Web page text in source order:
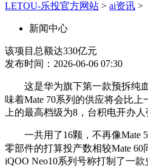
LETOU-乐投官方网站 > ai资讯 >
新闻中心
该项目总额达330亿元
发布时间：2026-06-06 07:30
这是华为旗下第一款预拆纯血
味着Mate 70系列的供应将会比上
上的最高档级为8，台积电开办
一共用了16颗，不再像Mate 50
零部件的打算投产数相较Mate
iQOO Neo10系列号称打制了一